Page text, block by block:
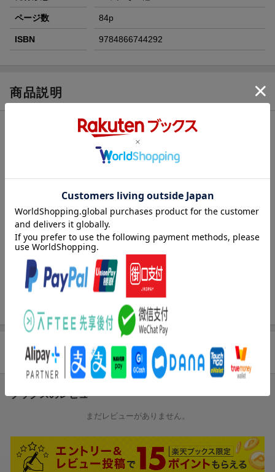
ページ数 84p
ISBN 9784866744292
商品説明
内容紹介（JPROより）
2022年年5月の改正道交法施行により、75歳以上の運転免許更新
能検査」は、従来よりも簡素化されていますが、記憶力や判断力
を試される検査であるため、改正法施行後もシニアドライバーに
とっては運転免許更新時の不安要素のひとつになっています。
本書は認知機能検査の受検を控えたシニアドライバーのための
対策ドリルです。対策問題の収録に加え、改正法によって変更さ
れた認知機能検査の内容や運転免許更新にかかわる情報をもれな
く解説します。また、高齢者を専門とする精神科医・和田秀樹先
生を監修に迎え、「脳を若々しく保つ」ための生活習慣なども紹
介。シニアドライバーの認知機能検査に対する不安解消と安全運
転継続に役立つ、廉価で情報満載の一冊です。
商品レビュー
ブックスのレビュー
まだレビューがありません。